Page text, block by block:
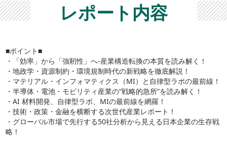
レポート内容
■ポイント■
・「効率」から「強靭性」へ-産業構造転換の本質を読み解く！
・地政学・資源制約・環境規制時代の新戦略を徹底解説！
・マテリアル・インフォマティクス（MI）と自律型ラボの最前線！
・半導体・電池・モビリティ産業の“戦略的急所”を読み解く！
・AI 材料開発、自律型ラボ、MIの最前線を網羅！
・技術・政策・金融を横断する次世代産業レポート！
・グローバル市場で先行する50社分析から見える日本企業の生存戦
略！